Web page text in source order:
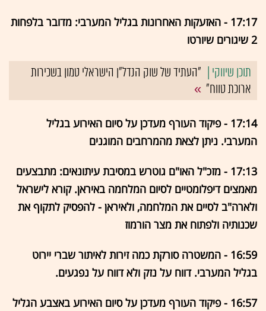
17:17 - האזעקות האחרונות בגליל המערבי: מדובר בלפחות
2 שיגורים שיורטו
"העתיד של שוק הנדל"ן הישראלי טמון בשכירות
ארוכת טווח"
17:14 - פיקוד העורף מעדכן על סיום האירוע בגליל
המערבי. ניתן לצאת מהמרחבים המוגנים
17:13 - מזכ"ל האו"ם גוטרש במסיבת עיתונאים: מתבצעים
מאמצים דיפלומטיים לסיום המלחמה באיראן. קורא לישראל
ולארה"ב לסיים את המלחמה, ולאיראן - להפסיק לתקוף את
שכנותיה ולפתוח את מצר הורמוז
16:59 - המשטרה סורקת כמה זירות לאיתור שברי יירוט
בגליל המערבי. דווח על נזק ולא דווח על נפגעים.
16:57 - פיקוד העורף מעדכן על סיום האירוע באצבע הגליל